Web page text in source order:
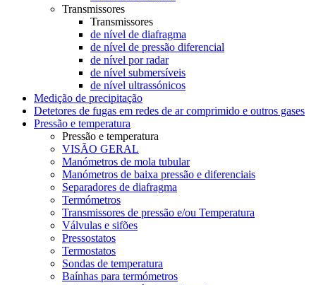
Transmissores
Transmissores
de nível de diafragma
de nível de pressão diferencial
de nível por radar
de nível submersíveis
de nível ultrassónicos
Medição de precipitação
Detetores de fugas em redes de ar comprimido e outros gases
Pressão e temperatura
Pressão e temperatura
VISÃO GERAL
Manómetros de mola tubular
Manómetros de baixa pressão e diferenciais
Separadores de diafragma
Termómetros
Transmissores de pressão e/ou Temperatura
Válvulas e sifões
Pressostatos
Termostatos
Sondas de temperatura
Baínhas para termómetros